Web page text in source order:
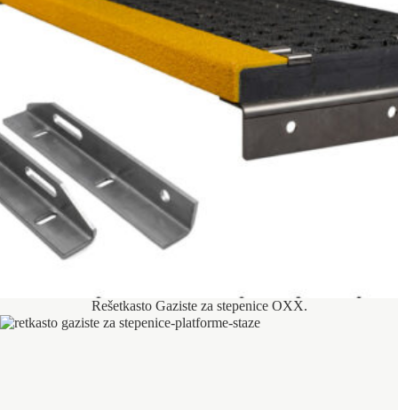
Rešetkasto Gaziste za stepenice OXX.